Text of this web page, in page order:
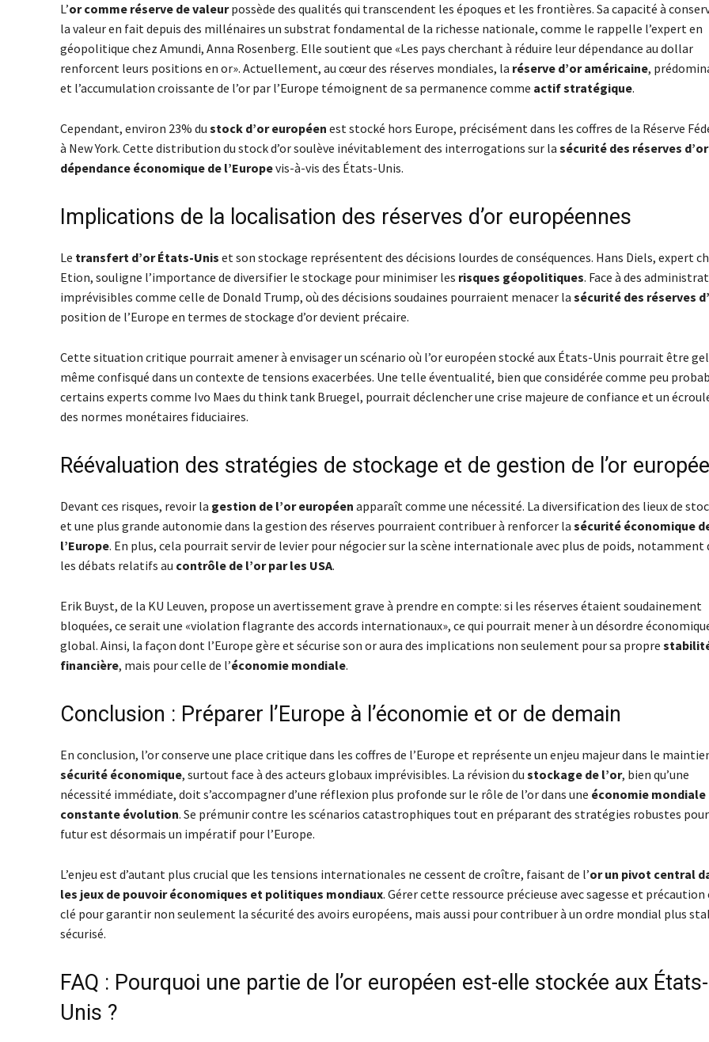
L’or comme réserve de valeurpossède des qualités qui transcendent les époques et les frontières. Sa capacité à
la valeur en fait depuis des millénaires un substrat fondamental de la richesse nationale, comme le rappelle l’expert en
géopolitique chez Amundi, Anna Rosenberg. Elle soutient que «Les pays cherchant à réduire leur dépendance au dollar
renforcent leurs positions en or». Actuellement, au cœur des réserves mondiales, la réserve d’or américaine,
et l’accumulation croissante de l’or par l’Europe témoignent de sa permanence comme actif stratégique.
Cependant, environ 23% du stock d’or européen est stocké hors Europe, précisément dans les coffres de la Réserve
à New York. Cette distribution du stock d’or soulève inévitablement des interrogations sur la sécurité des réserves d’or
dépendance économique de l’Europevis-à-vis des États-Unis.
Implications de la localisation des réserves d’or européennes
Le transfert d’or États-Unis et son stockage représentent des décisions lourdes de conséquences. Hans Diels, expert
Etion, souligne l’importance de diversifier le stockage pour minimiser les risques géopolitiques. Face à des
imprévisibles comme celle de Donald Trump, où des décisions soudaines pourraient menacer la sécurité des réserves
position de l’Europe en termes de stockage d’or devient précaire.
Cette situation critique pourrait amener à envisager un scénario où l’or européen stocké aux États-Unis pourrait être
même confisqué dans un contexte de tensions exacerbées. Une telle éventualité, bien que considérée comme peu
certains experts comme Ivo Maes du think tank Bruegel, pourrait déclencher une crise majeure de confiance et un
des normes monétaires fiduciaires.
Réévaluation des stratégies de stockage et de gestion de l’or
Devant ces risques, revoir la gestion de l’or européen apparaît comme une nécessité. La diversification des lieux de
et une plus grande autonomie dans la gestion des réserves pourraient contribuer à renforcer la sécurité économique
l’Europe. En plus, cela pourrait servir de levier pour négocier sur la scène internationale avec plus de poids, notamment
les débats relatifs au contrôle de l’or par les USA.
Erik Buyst, de la KU Leuven, propose un avertissement grave à prendre en compte: si les réserves étaient soudainement
bloquées, ce serait une «violation flagrante des accords internationaux», ce qui pourrait mener à un désordre
global. Ainsi, la façon dont l’Europe gère et sécurise son or aura des implications non seulement pour sa propre
financière, mais pour celle de l’économie mondiale.
Conclusion : Préparer l’Europe à l’économie et or de demain
En conclusion, l’or conserve une place critique dans les coffres de l’Europe et représente un enjeu majeur dans le
sécurité économique, surtout face à des acteurs globaux imprévisibles. La révision du stockage de l’or, bien qu’une
nécessité immédiate, doit s’accompagner d’une réflexion plus profonde sur le rôle de l’or dans une économie mondiale
constante évolution. Se prémunir contre les scénarios catastrophiques tout en préparant des stratégies robustes
futur est désormais un impératif pour l’Europe.
L’enjeu est d’autant plus crucial que les tensions internationales ne cessent de croître, faisant de l’or un pivot central
les jeux de pouvoir économiques et politiques mondiaux. Gérer cette ressource précieuse avec sagesse et
clé pour garantir non seulement la sécurité des avoirs européens, mais aussi pour contribuer à un ordre mondial plus
sécurisé.
FAQ : Pourquoi une partie de l’or européen est-elle stockée aux États-
Unis ?